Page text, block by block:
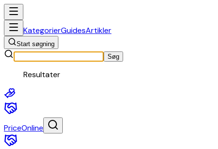
Hjem
og
have
småbørn
Sundhed
og
KategorierGuidesArtikler
Start søgning
Søg
Resultater
PriceOnline